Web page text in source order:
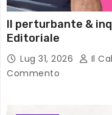
Il perturbante &
Editoriale
Lug 31, 2026 Il
Commento